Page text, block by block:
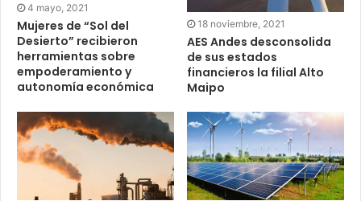
4 mayo, 2021
Mujeres de “Sol del
Desierto” recibieron
herramientas sobre
empoderamiento y
autonomía económica
18 noviembre, 2021
AES Andes desconsolida
de sus estados
financieros la filial Alto
Maipo